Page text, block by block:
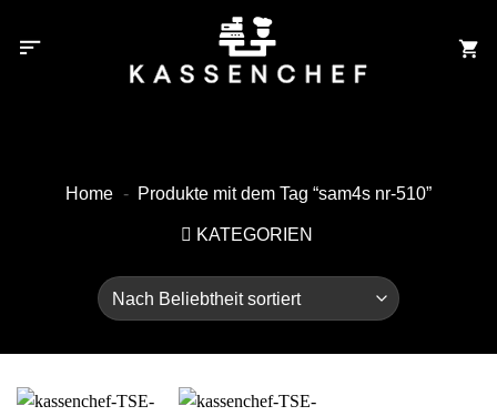
Inhalt
Home - Produkte mit dem Tag “sam4s nr-510”
KATEGORIEN